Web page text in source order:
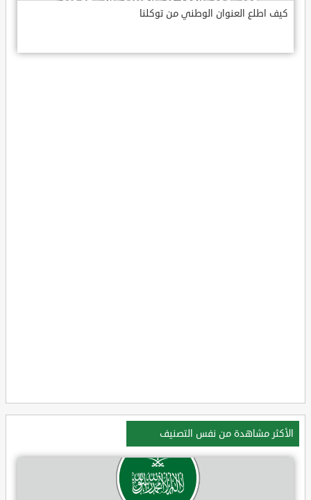
كيف اطلع العنوان الوطني من توكلنا
الأكثر مشاهدة من نفس التصنيف